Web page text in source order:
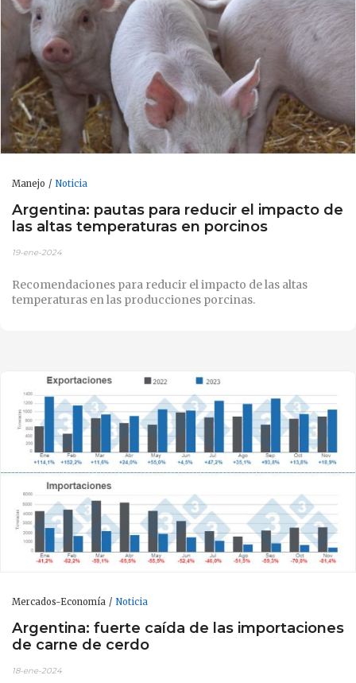
Manejo Noticia
Argentina: pautas para reducir el impacto de
las altas temperaturas en porcinos
19-ene-2024
Recomendaciones para reducir el impacto de las altas
temperaturas en las producciones porcinas.
Mercados-Economía Noticia
Argentina: fuerte caída de las importaciones
de carne de cerdo
18-ene-2024